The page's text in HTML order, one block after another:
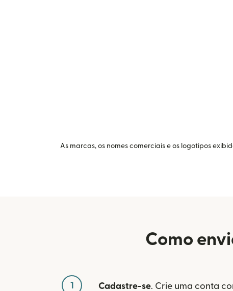
As marcas, os nomes comerciais e os logotipos
Como
1 Cadastre-se. Crie uma conta